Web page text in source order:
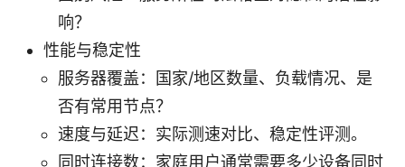
响？
性能与稳定性
服务器覆盖：国家/地区数量、负载情况、是
否有常用节点？
速度与延迟：实际测速对比、稳定性评测。
同时连接数：家庭用户通常需要多少设备同时